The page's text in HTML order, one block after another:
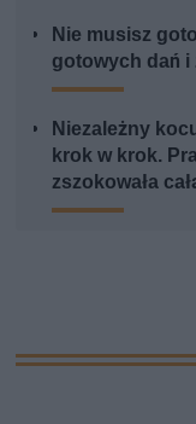
Nie musisz
gotowych dań
Niezależny
krok w krok.
zszokowała